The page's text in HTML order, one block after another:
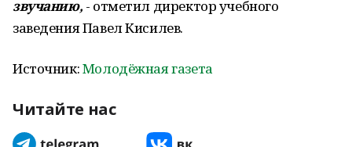
звучанию, - отметил директор учебного
заведения Павел Кисилев.
Источник:Молодёжная газета
Читайте нас